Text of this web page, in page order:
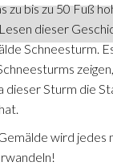
zu bis zu 50 Fuß
dieser
Schneesturm.
dieser Sturm die
wird